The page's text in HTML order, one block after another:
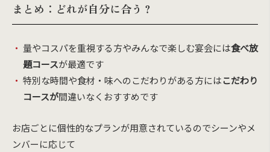
まとめ：どれが自分に合う？
量やコスパを重視する方やみんなで楽しむ宴会には食べ放
題コースが最適です
特別な時間や食材・味へのこだわりがある方にはこだわり
コースが間違いなくおすすめです
お店ごとに個性的なプランが用意されているのでシーンやメ
ンバーに応じて